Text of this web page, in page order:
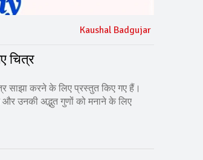
Kaushal Badgujar
चित्र
साझा करने के लिए प्रस्तुत किए गए हैं।
और उनकी अद्भुत गुणों को मनाने के लिए